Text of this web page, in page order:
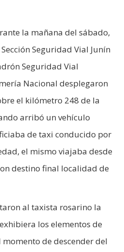
la mañana del sábado,
Seguridad Vial Junín
Seguridad Vial
Nacional desplegaron
el kilómetro 248 de la
arribó un vehículo
de taxi conducido por
el mismo viajaba desde
destino final localidad de
al taxista rosarino la
los elementos de
de descender del